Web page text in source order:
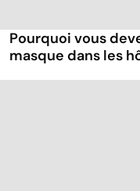
Pourquoi vous
masque dans les